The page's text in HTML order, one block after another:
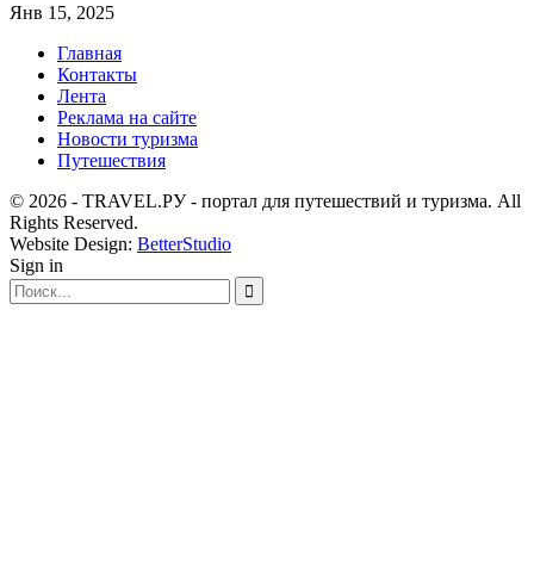
Янв 15, 2025
Главная
Контакты
Лента
Реклама на сайте
Новости туризма
Путешествия
© 2026 - TRAVEL.РУ - портал для путешествий и туризма. All
Rights Reserved.
Website Design: BetterStudio
Sign in